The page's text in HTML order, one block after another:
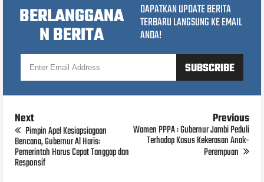
BERLANGGANA
N BERITA
DAPATKAN UPDATE BERITA
TERBARU LANGSUNG KE EMAIL
ANDA!
Next
Pimpin Apel Kesiapsiagaan
Bencana, Gubernur Al Haris:
Pemerintah Harus Cepat Tanggap dan
Responsif
Previous
Wamen PPPA : Gubernur Jambi Peduli
Terhadap Kasus Kekerasan Anak-
Perempuan